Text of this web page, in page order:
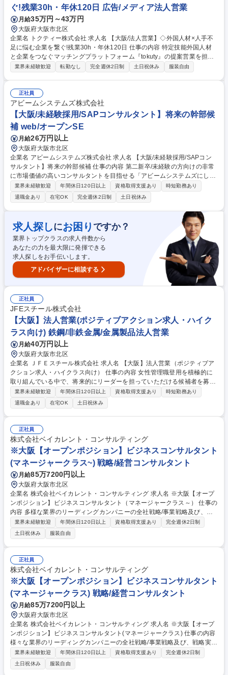
ぐ!残業30h・年休120日 広告/メディア法人営業
月給35万円～43万円
大阪府大阪市北区
企業名 トクティー株式会社 求人名 【大阪/法人営業】◇外国人材×人手不
足に悩む企業を繋ぐ!残業30h・年休120日 仕事の内容 特定技能外国人材
と企業をつなぐマッチングプラットフォーム『tokuty』の提案営業を担
当。外食・介護・製造業などの人材不足に悩む企業へ、採用から定着まで
客ニーズのヒアリングおよびサービス提案、契約対応 ●特定技能人材募集
のための求人票作成 ●求人改善や募集拡大に向けた採用支援・提案 ※支援
をした人材の入社後フォローや定期面談、アテンド業務等は、基本的にカ
スタマーサクセス部が担当します。 募集職種 【大阪/法人営業】◇外国人
材×人手不足に悩む企業を繋ぐ!残業30h・年休120日
業界未経験歓迎 転勤なし 完全週休2日制 土日祝休み 服装自由
正社員
アビームシステムズ株式会社
【大阪/未経験採用/SAPコンサルタント】将来の幹部候
補 web/オープンSE
月給26万円以上
大阪府大阪市北区
企業名 アビームシステムズ株式会社 求人名 【大阪/未経験採用/SAPコン
サルタント】将来の幹部候補 仕事の内容 第二新卒/未経験の方向けの非常
に市場価値の高いコンサルタントを目指せる「アビームシステムズにしか
ない」求人です。お客様の改革テーマや 業務課題から、お客様と共にIT構
想を検討することができる環境です。 将来的にはコンサルを含む最上流工
程から、要件定義～システム導入・ 開発～運用・保守まで一貫して担当し
ています。まずは、社内外の研修とOJTによりスキルを身に着け、着実に
ステップアップできる環境です。 親会社連携により豊富な案件があり成長
できる環境であることや、リモートワークを活用しながら縦横斜めの関係
づくりを行っており、社員間での コミュニケーションも図りやすく安心し
て就業できる環境です。 募集職種 【大阪/未経験採用/SAPコンサルタン
ト】将来の幹部候補
業界未経験歓迎 年間休日120日以上 資格取得支援あり
時短勤務あり
退職金あり
在宅OK 完全週休2日制 土日祝休み
求人探しにお困り ですか？
業界トップクラスの求人件数から
あなたの力を最大限に発揮できる
求人探しをお手伝いします。
アドバイザーに相談する
正社員
JFEスチール株式会社
【大阪】法人営業(ポジティブアクション求人・ハイク
ラス向け) 鉄鋼/非鉄金属/金属製品法人営業
月給40万円以上
大阪府大阪市北区
企業名 ＪＦＥスチール株式会社 求人名 【大阪】法人営業（ポジティブア
クション求人・ハイクラス向け） 仕事の内容 女性管理職登用を積極的に
取り組んでいる中で、将来的にリーダーを担っていただける候補者を募集
します。主に自動車や造船、電機メーカーなどで使用される「鉄」の営業
活動をお任せいたします。 【顧客例】自動車、電機、造船、建産機、土
木・建築、エネルギー等の顧客になります。メーカーや商社、特約店とい
った顧客（購買部門・技術部門）向けに営業活動を実施いただきます。商
品別にかかわる業界・商流が異なるため、ご経験やご希望をお伺いしたう
えで最適な部署・ポジションに就いていただきます。商材は、自動車や家
電製品などに使用される薄板製品や厚板、鉄鋼、鋼管等になります。 募集
職種 【大阪】法人営業（ポジティブアクション求人・ハイクラス向け）
業界未経験歓迎 年間休日120日以上 資格取得支援あり
時短勤務あり
退職金あり
在宅OK 土日祝休み
正社員
株式会社ベイカレント・コンサルティング
※大阪【オープンポジション】ビジネスコンサルタント
(マネージャークラス~) 戦略/経営コンサルタント
月給85万7200円以上
大阪府大阪市北区
企業名 株式会社ベイカレント・コンサルティング 求人名 ※大阪【オープ
ンポジション】ビジネスコンサルタント（マネージャークラス～） 仕事の
内容 多様な業界のリーディングカンパニーの全社戦略/事業戦略及び、戦
略実現に向けたオペレーション検討/実行支援等、様々な課題解決を横断的
に推進・リードしていただきます。 【プロジェクト事例】★銀行：モバイ
ルペイメントサービス立上げにおける事業戦略策定 ★素材：生成AIによる
製鉄会社の安全対策効率化 ★ハイテク：中国ロボティクス市場への新規参
入戦略策定/推進 ★ヘルスケア：製剤データのマネジメントシステム構築
★航空：航空会社のデジタルマーケティングの高度化 ★小売：データアナ
リティクスを活用した店舗出店戦略支援 ★官公庁：スマートシティ事業の
海外展開戦略の策定 など 募集職種 ※大阪【オープンポジション】ビジネ
スコンサルタント（マネージャークラス～）
業界未経験歓迎 年間休日120日以上 資格取得支援あり
完全週休2日制
土日祝休み
服装自由
正社員
株式会社ベイカレント・コンサルティング
※大阪【オープンポジション】ビジネスコンサルタント
(マネージャークラス) 戦略/経営コンサルタント
月給85万7200円以上
大阪府大阪市北区
企業名 株式会社ベイカレント・コンサルティング 求人名 ※大阪【オープ
ンポジション】ビジネスコンサルタント(マネージャークラス) 仕事の内容
様々な業界のリーディングカンパニーの全社戦略/事業戦略及び、戦略実現
に向けたオペレーション検討/実行支援等、様々な課題解決を横断的にご担
当・リードしていただきます。 【プロジェクト事例】★銀行：モバイルペ
イメントサービス立上げにおける事業戦略策定 ★素材：生成AIによる製鉄
業界未経験歓迎 年間休日120日以上 資格取得支援あり
完全週休2日制
土日祝休み
服装自由